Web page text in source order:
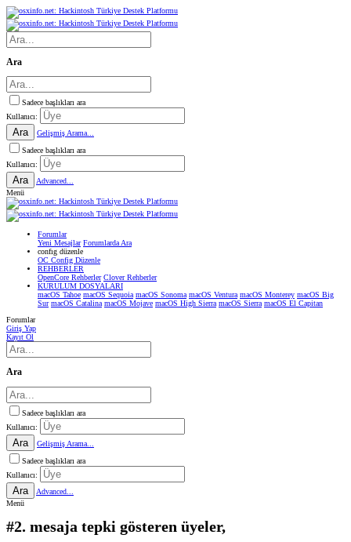
Ara
Sadece başlıkları ara
Kullanıcı:
Ara
Gelişmiş Arama...
Sadece başlıkları ara
Kullanıcı:
Ara
Advanced...
Menü
Forumlar
Yeni Mesajlar Forumlarda Ara
confıg düzenle
OC Config Düzenle
REHBERLER
OpenCore Rehberler Clover Rehberler
KURULUM DOSYALARI
macOS Tahoe macOS Sequoia macOS Sonoma macOS Ventura macOS Monterey macOS Big
Sur macOS Catalina macOS Mojave macOS High Sierra macOS Sierra macOS El Capitan
Forumlar
Giriş Yap
Kayıt Ol
Ara
Sadece başlıkları ara
Kullanıcı:
Ara
Gelişmiş Arama...
Sadece başlıkları ara
Kullanıcı:
Ara
Advanced...
Menü
#2. mesaja tepki gösteren üyeler,